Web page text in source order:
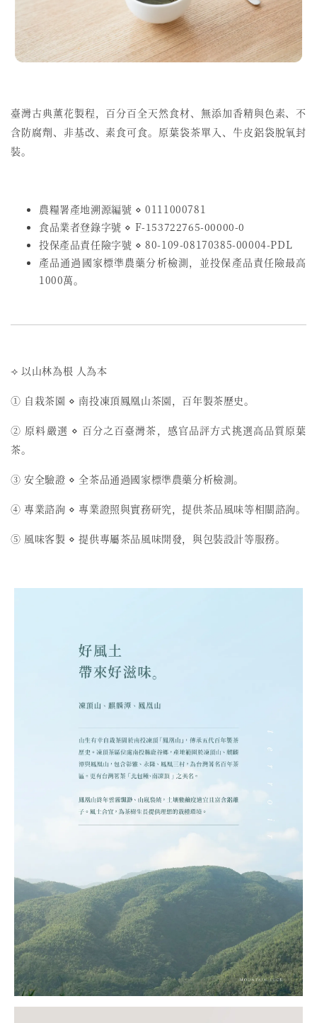
臺灣古典薰花製程，百分百全天然食材、無添加香精與色素、不
含防腐劑、非基改、素食可食。原葉袋茶單入、牛皮鋁袋脫氧封
裝。
農糧署產地溯源編號 ⋄ 0111000781
食品業者登錄字號 ⋄ F-153722765-00000-0
投保產品責任險字號 ⋄80-109-08170385-00004-PDL
產品通過國家標準農藥分析檢測，並投保產品責任險最高
1000萬。
⟢ 以山林為根 人為本
① 自栽茶園 ⋄ 南投凍頂鳳凰山茶園，百年製茶歷史。
② 原料嚴選 ⋄ 百分之百臺灣茶，感官品評方式挑選高品質原葉
茶。
③ 安全驗證 ⋄ 全茶品通過國家標準農藥分析檢測。
④ 專業諮詢 ⋄ 專業證照與實務研究，提供茶品風味等相關諮詢。
⑤ 風味客製 ⋄ 提供專屬茶品風味開發，與包裝設計等服務。